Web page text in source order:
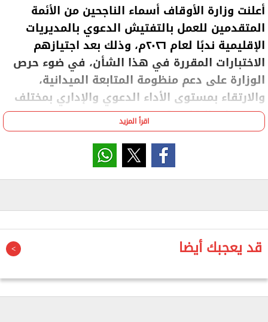
أعلنت وزارة الأوقاف أسماء الناجحين من الأئمة
المتقدمين للعمل بالتفتيش الدعوي بالمديريات
الإقليمية ندبًا لعام ٢٠٢٦م، وذلك بعد اجتيازهم
الاختبارات المقررة في هذا الشأن، في ضوء حرص
الوزارة على دعم منظومة المتابعة الميدانية،
والارتقاء بمستوى الأداء الدعوي والإداري بمختلف
المديريات الإقليمية.
وأكدت الوزارة أحقية المديريات الإقليمية في الاستفادة
بجهود الأئمة الناجحين في أعمال التفتيش الدعوي، على
أن يتم تسلمهم لمهام العمل بالأماكن المتاحة التي
ومتطلبات العمل بها.
وهنأا الوزارة الأئمة الناجحين، راجية لهم دوام التوفيق
والسداد، وأن يكونوا عونًا على أداء الرسالة الدعوية على
الوجه الذي يحقق مقاصدها الوطنية والتوعوية.
وللاطلاع على الأسماء من
.
اقرأ المزيد
قد يعجبك أيضا